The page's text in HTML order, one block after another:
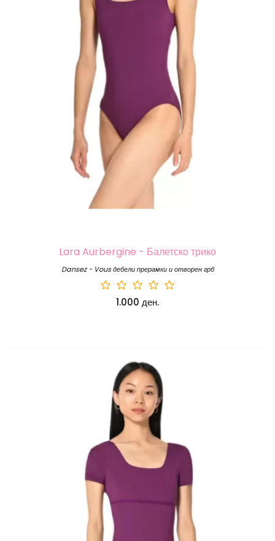
Lara Aurbergine - Балетско трико
Dansez - Vous дебели прерамки и отворен грб
1.000 ден.